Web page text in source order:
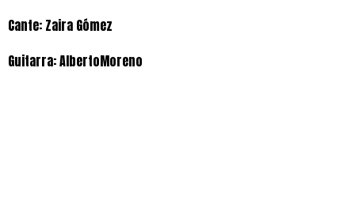
Cante: Zaira Gómez
Guitarra: AlbertoMoreno